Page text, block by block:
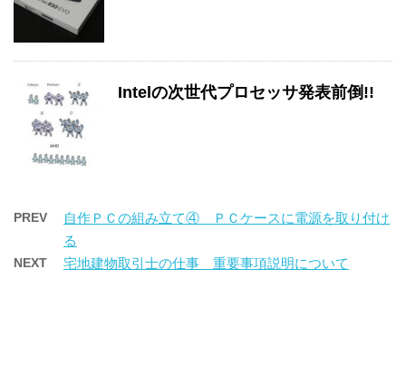
Intelの次世代プロセッサ発表前倒!!
PREV
自作ＰＣの組み立て④ ＰＣケースに電源を取り付け
る
NEXT 宅地建物取引士の仕事 重要事項説明について